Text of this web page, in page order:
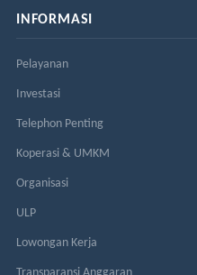
INFORMASI
Pelayanan
Investasi
Telephon Penting
Koperasi & UMKM
Organisasi
ULP
Lowongan Kerja